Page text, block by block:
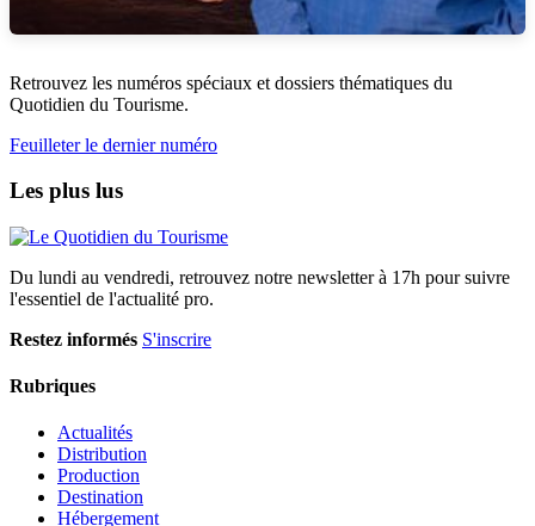
Retrouvez les numéros spéciaux et dossiers thématiques du
Quotidien du Tourisme.
Feuilleter le dernier numéro
Les plus lus
Du lundi au vendredi, retrouvez notre newsletter à 17h pour suivre
l'essentiel de l'actualité pro.
Restez informés S'inscrire
Rubriques
Actualités
Distribution
Production
Destination
Hébergement